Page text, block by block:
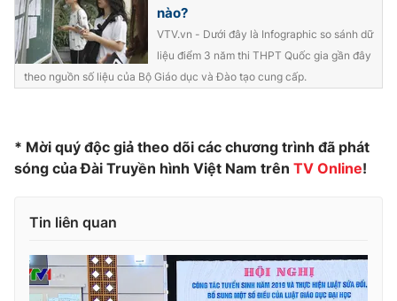
VTV Money VTV Thể thao
VTV Sức khoẻ Bất động sản
Liên hệ tòa soạn English
nào?
VTV.vn - Dưới đây là Infographic so sánh dữ
liệu điểm 3 năm thi THPT Quốc gia gần đây
theo nguồn số liệu của Bộ Giáo dục và Đào tạo cung cấp.
* Mời quý độc giả theo dõi các chương trình đã phát
sóng của Đài Truyền hình Việt Nam trên TV Online!
Tin liên quan